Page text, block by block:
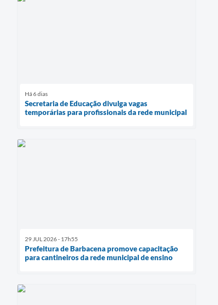
Há 6 dias
Secretaria de Educação divulga vagas
temporárias para profissionais da rede municipal
29 JUL 2026 - 17h55
Prefeitura de Barbacena promove capacitação
para cantineiros da rede municipal de ensino